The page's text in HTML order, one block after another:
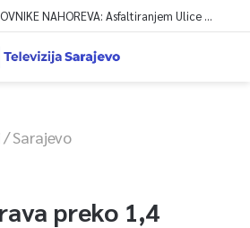
KRAJ MUKA ZA STANOVNIKE NAHOREVA: Asfaltiranjem Ulice Vranica brijeg spajaju se gornji i središnji dio naselja
/Sarajevo
preko 1,4